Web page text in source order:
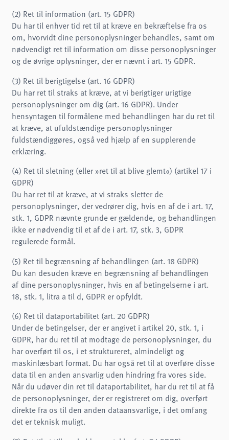
(2) Ret til information (art. 15 GDPR)
Du har til enhver tid ret til at kræve en bekræftelse fra os
om, hvorvidt dine personoplysninger behandles, samt om
nødvendigt ret til information om disse personoplysninger
og de øvrige oplysninger, der er nævnt i art. 15 GDPR.
(3) Ret til berigtigelse (art. 16 GDPR)
Du har ret til straks at kræve, at vi berigtiger urigtige
personoplysninger om dig (art. 16 GDPR). Under
hensyntagen til formålene med behandlingen har du ret til
at kræve, at ufuldstændige personoplysninger
fuldstændiggøres, også ved hjælp af en supplerende
erklæring.
(4) Ret til sletning (eller »ret til at blive glemt«) (artikel 17 i
GDPR)
Du har ret til at kræve, at vi straks sletter de
personoplysninger, der vedrører dig, hvis en af de i art. 17,
stk. 1, GDPR nævnte grunde er gældende, og behandlingen
ikke er nødvendig til et af de i art. 17, stk. 3, GDPR
regulerede formål.
(5) Ret til begrænsning af behandlingen (art. 18 GDPR)
Du kan desuden kræve en begrænsning af behandlingen
af dine personoplysninger, hvis en af betingelserne i art.
18, stk. 1, litra a til d, GDPR er opfyldt.
(6) Ret til dataportabilitet (art. 20 GDPR)
Under de betingelser, der er angivet i artikel 20, stk. 1, i
GDPR, har du ret til at modtage de personoplysninger, du
har overført til os, i et struktureret, almindeligt og
maskinlæsbart format. Du har også ret til at overføre disse
data til en anden ansvarlig uden hindring fra vores side.
Når du udøver din ret til dataportabilitet, har du ret til at få
de personoplysninger, der er registreret om dig, overført
direkte fra os til den anden dataansvarlige, i det omfang
det er teknisk muligt.